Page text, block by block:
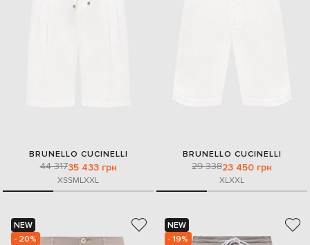
BRUNELLO CUCINELLI
44 31735 433 грн
XSSMLXXL
BRUNELLO CUCINELLI
29 33823 450 грн
XLXXL
NEW
- 20%
NEW
- 19%